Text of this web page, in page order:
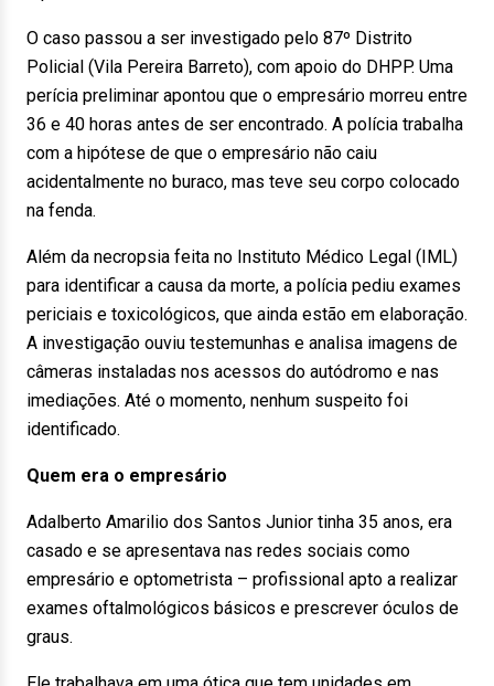
O caso passou a ser investigado pelo 87º Distrito
Policial (Vila Pereira Barreto), com apoio do DHPP. Uma
perícia preliminar apontou que o empresário morreu entre
36 e 40 horas antes de ser encontrado. A polícia trabalha
com a hipótese de que o empresário não caiu
acidentalmente no buraco, mas teve seu corpo colocado
na fenda.
Além da necropsia feita no Instituto Médico Legal (IML)
para identificar a causa da morte, a polícia pediu exames
periciais e toxicológicos, que ainda estão em elaboração.
A investigação ouviu testemunhas e analisa imagens de
câmeras instaladas nos acessos do autódromo e nas
imediações. Até o momento, nenhum suspeito foi
identificado.
Quem era o empresário
Adalberto Amarilio dos Santos Junior tinha 35 anos, era
casado e se apresentava nas redes sociais como
empresário e optometrista – profissional apto a realizar
exames oftalmológicos básicos e prescrever óculos de
graus.